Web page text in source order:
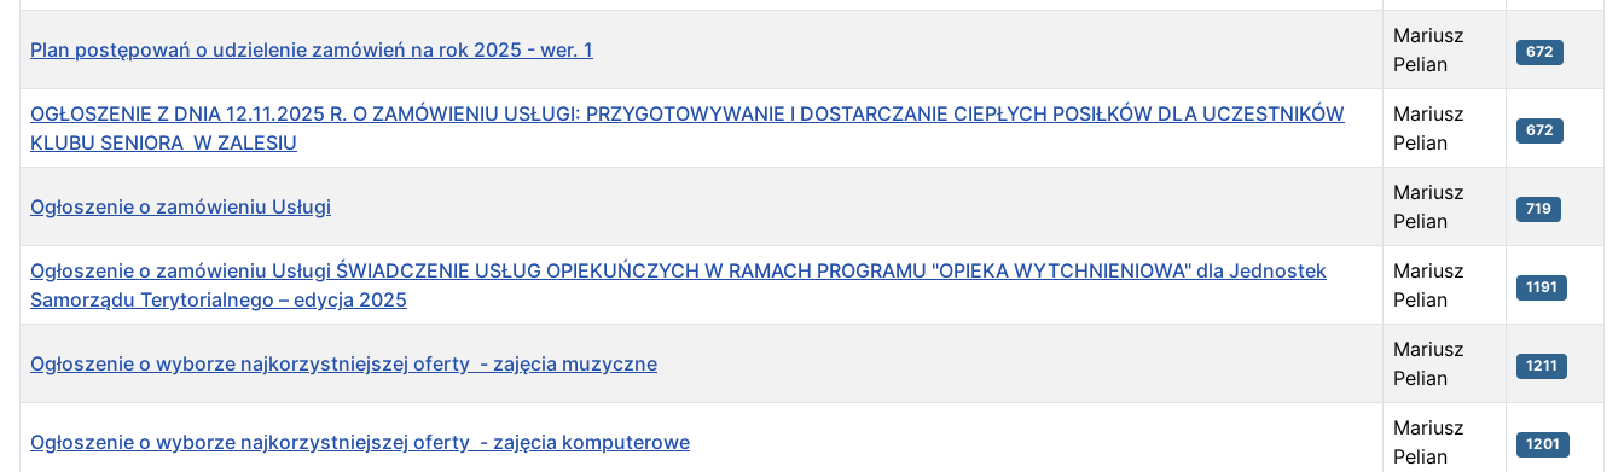
Plan postępowań o udzielenie zamówień na rok 2025 - wer. 1
Mariusz
Pelian
672
OGŁOSZENIE Z DNIA 12.11.2025 R. O ZAMÓWIENIU USŁUGI: PRZYGOTOWYWANIE I DOSTARCZANIE CIEPŁYCH POSIŁKÓW DLA UCZESTNIKÓW
KLUBU SENIORA W ZALESIU
Mariusz
Pelian
672
Ogłoszenie o zamówieniu Usługi
Mariusz
Pelian
719
Ogłoszenie o zamówieniu Usługi ŚWIADCZENIE USŁUG OPIEKUŃCZYCH W RAMACH PROGRAMU "OPIEKA WYTCHNIENIOWA" dla Jednostek
Samorządu Terytorialnego – edycja 2025
Mariusz
Pelian
1191
Ogłoszenie o wyborze najkorzystniejszej oferty - zajęcia muzyczne
Mariusz
Pelian
1211
Ogłoszenie o wyborze najkorzystniejszej oferty - zajęcia komputerowe
Mariusz
Pelian
1201